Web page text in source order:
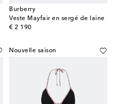
Burberry
Veste Mayfair en sergé de laine
€ 2 190
original price
Nouvelle saison